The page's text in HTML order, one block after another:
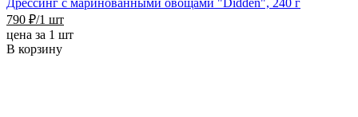
790 ₽/1 шт
цена за 1 шт
В корзину